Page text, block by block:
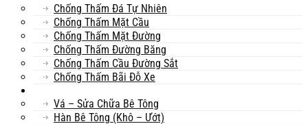
Chống Thấm Đá Tự Nhiên
Chống Thấm Mặt Cầu
Chống Thấm Mặt Đường
Chống Thấm Đường Băng
Chống Thấm Cầu Đường Sắt
Chống Thấm Bãi Đỗ Xe
Vá – Sửa Chữa Bê Tông
Hàn Bê Tông (Khô – Ướt)